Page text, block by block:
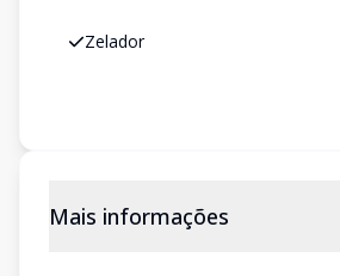
Zelador
Mais informações